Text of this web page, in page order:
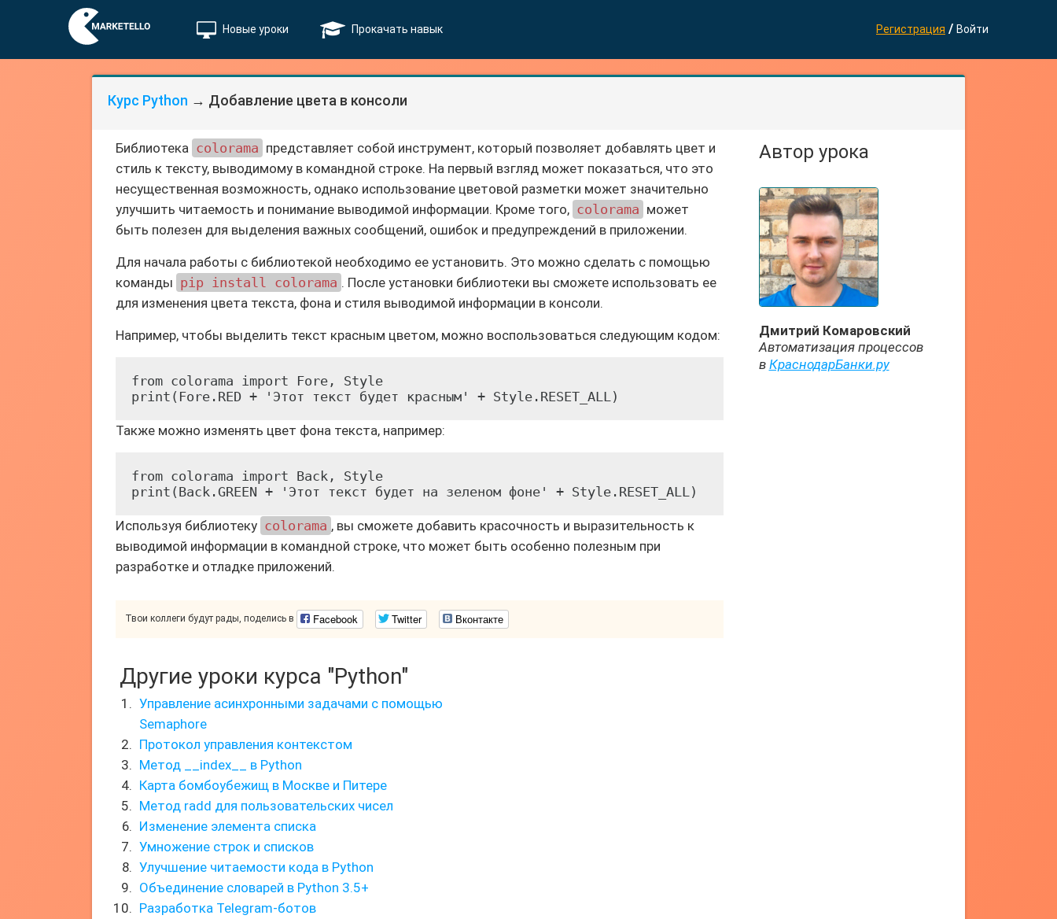
Новые уроки Прокачать навык Регистрация / Войти
Курс Python → Добавление цвета в консоли
Библиотека colorama представляет собой инструмент, который позволяет добавлять цвет и
стиль к тексту, выводимому в командной строке. На первый взгляд может показаться, что это
несущественная возможность, однако использование цветовой разметки может значительно
улучшить читаемость и понимание выводимой информации. Кроме того, colorama может
быть полезен для выделения важных сообщений, ошибок и предупреждений в приложении.
Для начала работы с библиотекой необходимо ее установить. Это можно сделать с помощью
команды pip install colorama . После установки библиотеки вы сможете использовать ее
для изменения цвета текста, фона и стиля выводимой информации в консоли.
Например, чтобы выделить текст красным цветом, можно воспользоваться следующим кодом:
from colorama import Fore, Style
print(Fore.RED + 'Этот текст будет красным' + Style.RESET_ALL)
Также можно изменять цвет фона текста, например:
from colorama import Back, Style
print(Back.GREEN + 'Этот текст будет на зеленом фоне' + Style.RESET_ALL)
Используя библиотеку colorama , вы сможете добавить красочность и выразительность к
выводимой информации в командной строке, что может быть особенно полезным при
разработке и отладке приложений.
Твои коллеги будут рады, поделись в Facebook Twitter Вконтакте
Автор урока
Дмитрий Комаровский
Автоматизация процессов
в КраснодарБанки.ру
Другие уроки курса "Python"
Управление асинхронными задачами с помощью
Semaphore
Протокол управления контекстом
Метод __index__ в Python
Карта бомбоубежищ в Москве и Питере
Метод radd для пользовательских чисел
Изменение элемента списка
Умножение строк и списков
Улучшение читаемости кода в Python
Объединение словарей в Python 3.5+
Разработка Telegram-ботов